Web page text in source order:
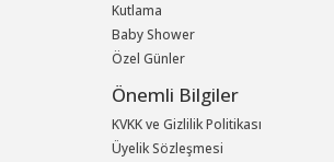
Kutlama
Baby Shower
Özel Günler
Önemli Bilgiler
KVKK ve Gizlilik Politikası
Üyelik Sözleşmesi